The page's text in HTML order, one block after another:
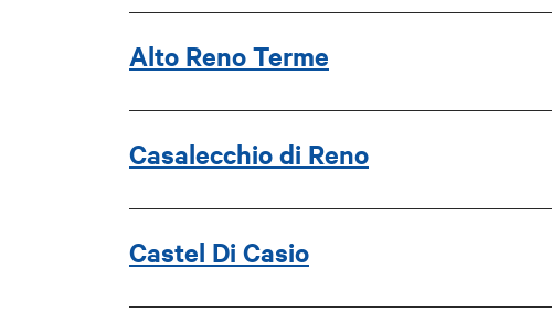
Alto Reno Terme
Casalecchio di Reno
Castel Di Casio